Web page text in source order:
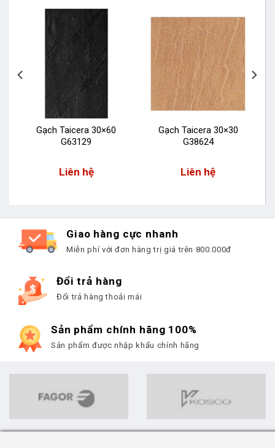
Gạch Taicera 30×60
G63129
Liên hệ
Gạch Taicera 30×30
G38624
Liên hệ
Giao hàng cực nhanh
Miễn phí với đơn hàng trị giá trên 800.000đ
Đổi trả hàng
Đổi trả hàng thoải mái
Sản phẩm chính hãng 100%
Sản phẩm được nhập khẩu chính hãng